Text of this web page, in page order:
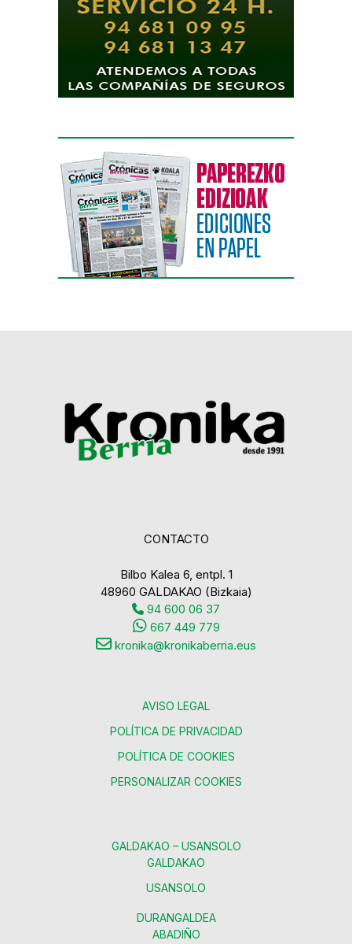
CONTACTO
Bilbo Kalea 6, entpl. 1
48960 GALDAKAO (Bizkaia)
94 600 06 37
667 449 779
kronika@kronikaberria.eus
AVISO LEGAL
POLÍTICA DE PRIVACIDAD
POLÍTICA DE COOKIES
PERSONALIZAR COOKIES
GALDAKAO – USANSOLO
GALDAKAO
USANSOLO
DURANGALDEA
ABADIÑO